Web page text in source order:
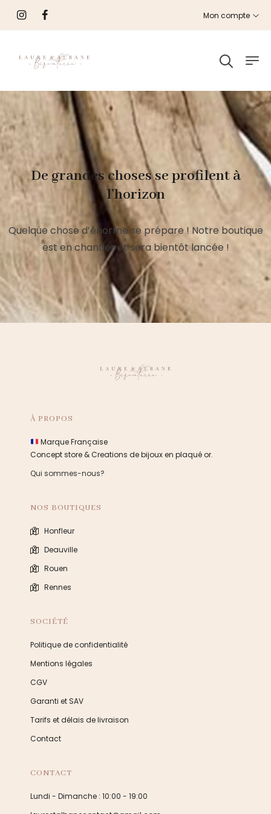
Mon compte
De grandes choses se profilent à
l’horizon
Quelque chose d’énorme se prépare ! Notre boutique
est en chantier et sera bientôt lancée !
À PROPOS
Marque Française
Concept store & Creations de bijoux en plaqué or.
Qui sommes-nous?
NOS BOUTIQUES
Honfleur
Deauville
Rouen
Rennes
SOCIÉTÉ
Politique de confidentialité
Mentions légales
CGV
Garanti et SAV
Tarifs et délais de livraison
Contact
CONTACT
Lundi - Dimanche : 10:00 - 19:00